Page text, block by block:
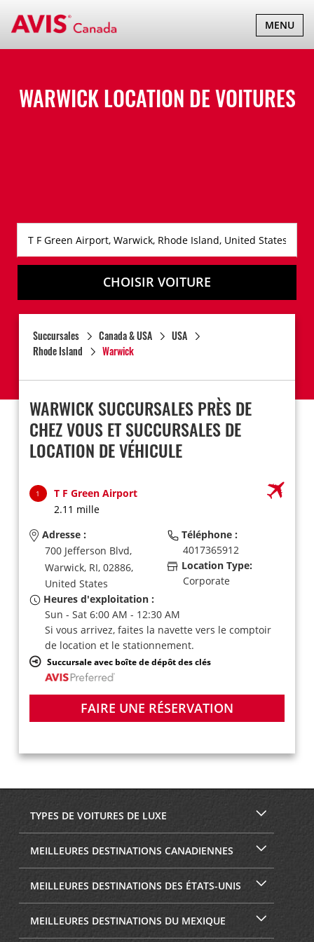
BASCULER
LA
MENU
WARWICK LOCATION DE VOITURES
CHOISIR VOITURE
Succursales Canada & USA
USA
Rhode Island
Warwick
WARWICK SUCCURSALES PRÈS DE
CHEZ VOUS ET SUCCURSALES DE
LOCATION DE VÉHICULE
1
T F Green Airport
2.11 mille
Adresse :
700 Jefferson Blvd,
Warwick, RI, 02886,
United States
Téléphone :
4017365912
Location Type:
Corporate
Heures d'exploitation :
Sun - Sat 6:00 AM - 12:30 AM
Si vous arrivez, faites la navette vers le comptoir
de location et le stationnement.
Succursale avec boîte de dépôt des clés
FAIRE UNE RÉSERVATION
TYPES DE VOITURES DE LUXE
MEILLEURES DESTINATIONS CANADIENNES
MEILLEURES DESTINATIONS DES ÉTATS-UNIS
MEILLEURES DESTINATIONS DU MEXIQUE